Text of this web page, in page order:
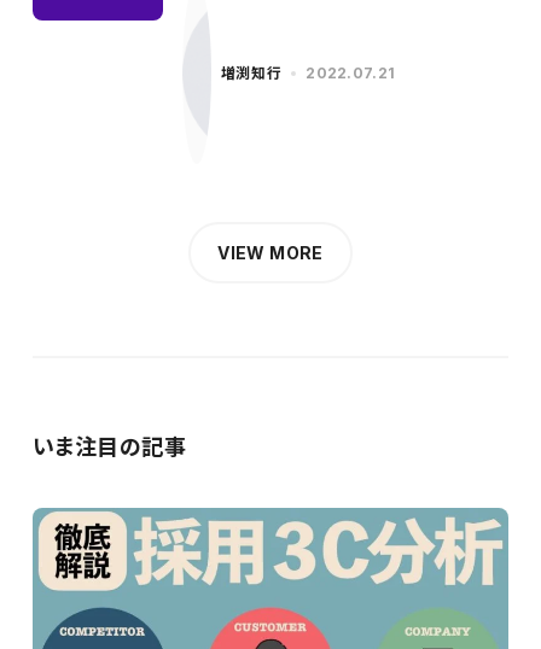
増渕知行 2022.07.21
VIEW MORE
いま注目の記事